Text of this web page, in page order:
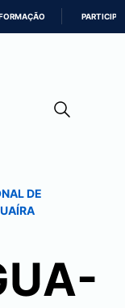
PARTICIPE
DE